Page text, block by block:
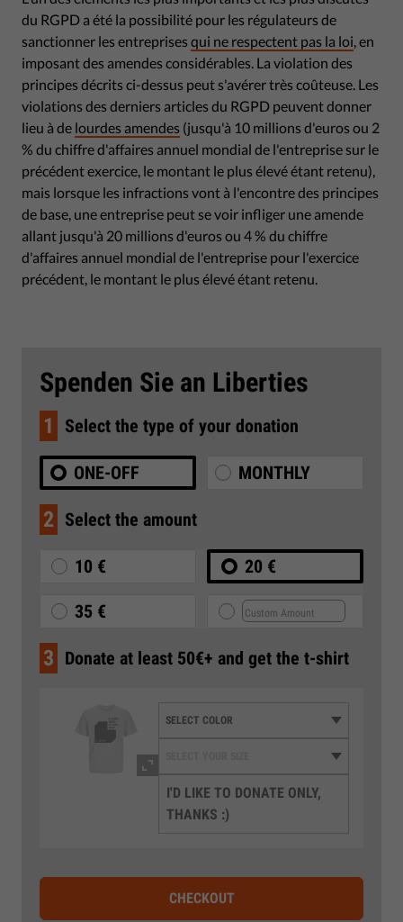
du RGPD a été la possibilité pour les régulateurs de
sanctionner les entreprises qui ne respectent pas la loi , en
imposant des amendes considérables. La violation des
principes décrits ci-dessus peut s'avérer très coûteuse. Les
violations des derniers articles du RGPD peuvent donner
lieu à de lourdes amendes (jusqu'à 10 millions d'euros ou 2
% du chiffre d'affaires annuel mondial de l'entreprise sur le
précédent exercice, le montant le plus élevé étant retenu),
mais lorsque les infractions vont à l'encontre des principes
de base, une entreprise peut se voir infliger une amende
allant jusqu'à 20 millions d'euros ou 4 % du chiffre
d'affaires annuel mondial de l'entreprise pour l'exercice
précédent, le montant le plus élevé étant retenu.
Spenden Sie an Liberties
1 Select the type of your donation
ONE-OFF MONTHLY
2 Select the amount
10 € 20 €
35 €
3 Donate at least 50€+ and get the t-shirt
I'D LIKE TO DONATE ONLY,
THANKS :)
CHECKOUT